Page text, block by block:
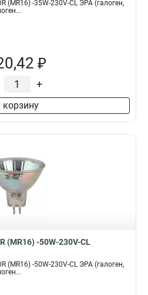
(MR16) -35W-230V-CL ЭРА (галоген,
₽
+
корзину
(MR16) -50W-230V-CL
(MR16) -50W-230V-CL ЭРА (галоген,